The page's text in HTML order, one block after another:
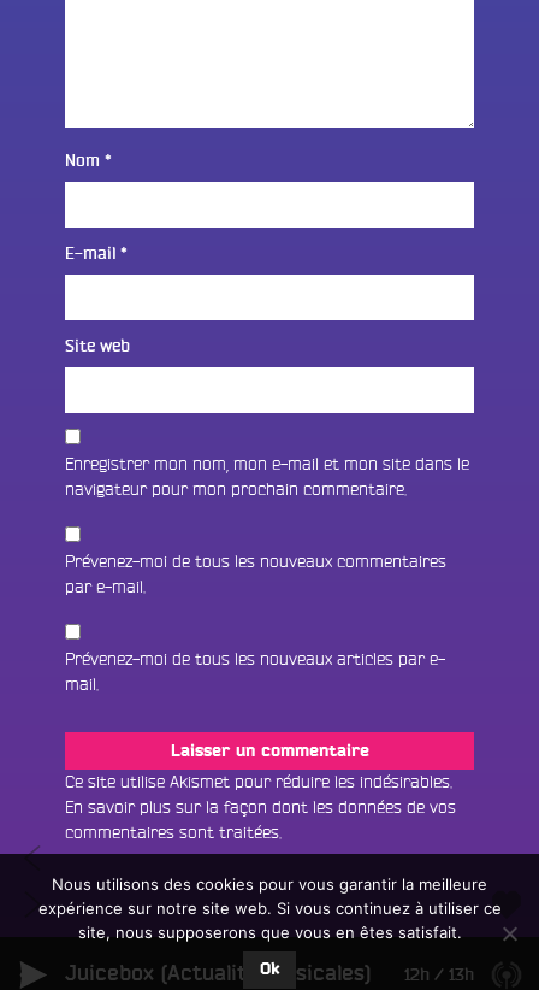
Nom *
E-mail *
Site web
Enregistrer mon nom, mon e-mail et mon site dans le
navigateur pour mon prochain commentaire.
Prévenez-moi de tous les nouveaux commentaires
par e-mail.
Prévenez-moi de tous les nouveaux articles par e-
mail.
Ce site utilise Akismet pour réduire les indésirables.
En savoir plus sur la façon dont les données de vos
commentaires sont traitées.
Navigation
l’article
Des
Angevins
se
mobilisent
l’expulsion
Que
la
un
Écouter le direct
Tous les programmes
Juicebox (Actualité Musicales) 12h / 13h
Nous utilisons des cookies pour vous garantir la meilleure
expérience sur notre site web. Si vous continuez à utiliser ce
site, nous supposerons que vous en êtes satisfait.
Ok